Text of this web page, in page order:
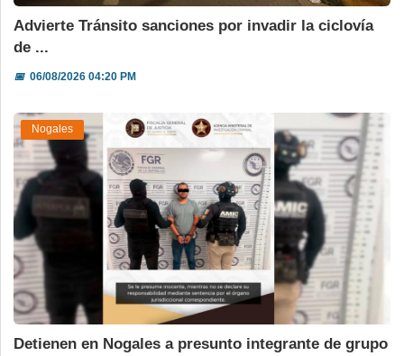
Advierte Tránsito sanciones por invadir la ciclovía
de ...
📅06/08/2026 04:20 PM
Nogales
Detienen en Nogales a presunto integrante de grupo